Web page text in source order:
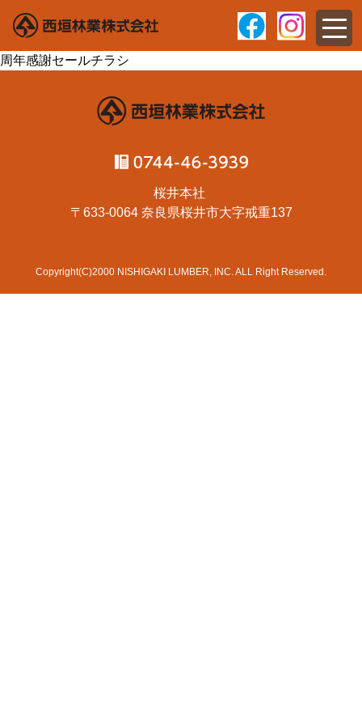
周年感謝セールチラシ
桜井本社
〒633-0064 奈良県桜井市大字戒重137
Copyright(C)2000 NISHIGAKI LUMBER, INC. ALL Right Reserved.